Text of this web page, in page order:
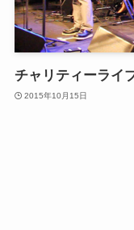
チャリティーライ
2015年10月15日